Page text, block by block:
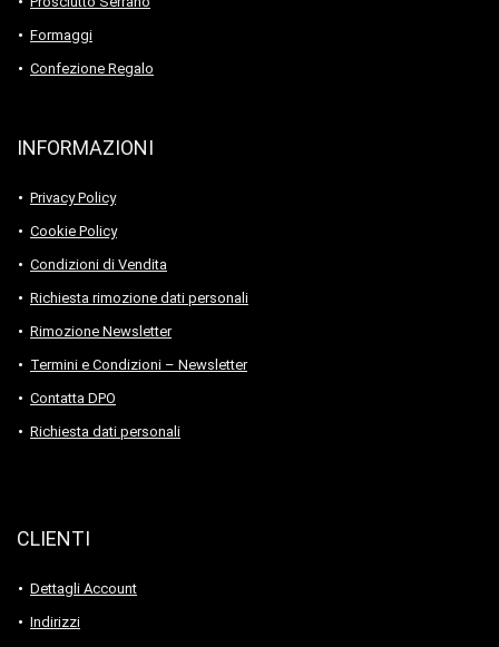
Formaggi
Confezione Regalo
INFORMAZIONI
Privacy Policy
Cookie Policy
Condizioni di Vendita
Richiesta rimozione dati personali
Rimozione Newsletter
Termini e Condizioni – Newsletter
Contatta DPO
Richiesta dati personali
CLIENTI
Dettagli Account
Indirizzi